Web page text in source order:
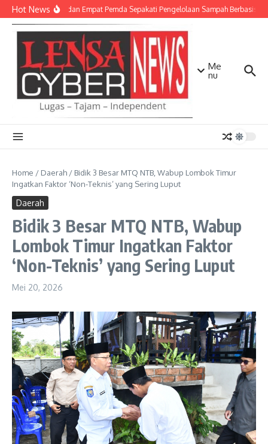
Lewati ke konten
Hot NewsTNI AD dan Empat Pemda Sepakati Pengelolaan Sampah Berbasis
Me
nu
Home / Daerah / Bidik 3 Besar MTQ NTB, Wabup Lombok Timur
Ingatkan Faktor ‘Non-Teknis’ yang Sering Luput
Daerah
Bidik 3 Besar MTQ NTB, Wabup
Lombok Timur Ingatkan Faktor
‘Non-Teknis’ yang Sering Luput
Mei 20, 2026